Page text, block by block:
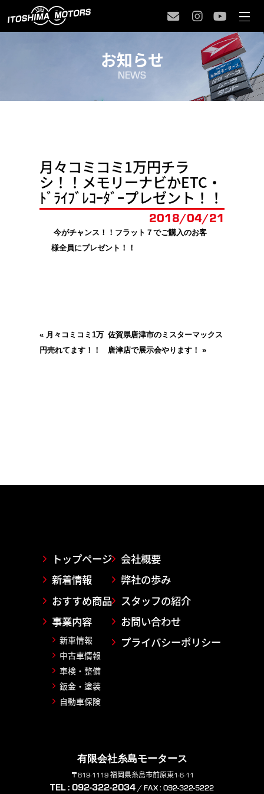
お知らせ
NEWS
月々コミコミ1万円チラ
シ！！メモリーナビかETC・
ﾄﾞﾗｲﾌﾞﾚｺｰﾀﾞｰプレゼント！！
2018/04/21
今がチャンス！！フラット７でご購入のお客
様全員にプレゼント！！
« 月々コミコミ1万
円売れてます！！
佐賀県唐津市のミスターマックス
唐津店で展示会やります！ »
トップページ
新着情報
おすすめ商品
事業内容
新車情報
中古車情報
車検・整備
鈑金・塗装
自動車保険
会社概要
弊社の歩み
スタッフの紹介
お問い合わせ
プライバシーポリシー
有限会社糸島モータース
〒819-1119 福岡県糸島市前原東1-6-11
TEL : 092-322-2034 / FAX : 092-322-5222